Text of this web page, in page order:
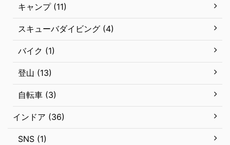
キャンプ (11)
スキューバダイビング (4)
バイク (1)
登山 (13)
自転車 (3)
インドア (36)
SNS (1)